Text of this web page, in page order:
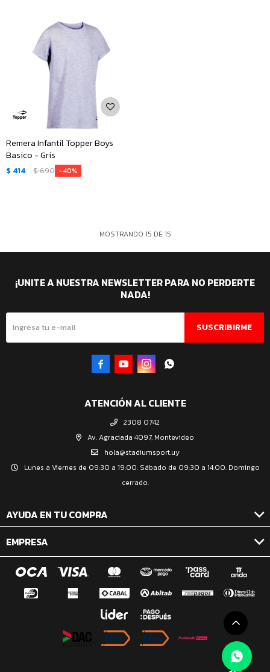
Remera Infantil Topper Boys
Basico - Gris
$ 414 $690 40
MOSTRANDO 15 DE15
ATENCIÓN AL CLIENTE
2308 0742
Av. Agraciada 4097, Montevideo
hola@stadiumsport.uy
Lunes a Viernes de 09:30 a 19:00. Sábado de 09:30 a 14:00. Domingo
cerrado.
AYUDA EN TU COMPRA
EMPRESA
¡UNITE A NUESTRA NEWSLETTER PARA NO PERDERTE
NADA!
SUSCRIBIRME
   